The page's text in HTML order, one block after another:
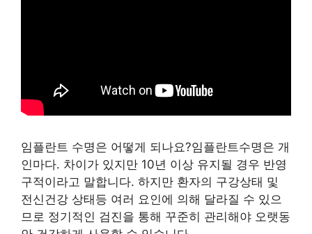
임플란트 수명은 어떻게 되나요?임플란트수명은 개
인마다. 차이가 있지만 10년 이상 유지될 경우 반영
구적이라고 말합니다. 하지만 환자의 구강상태 및
전신건강 상태등 여러 요인에 의해 달라질 수 있으
므로 정기적인 검진을 통해 꾸준히 관리해야 오랫동